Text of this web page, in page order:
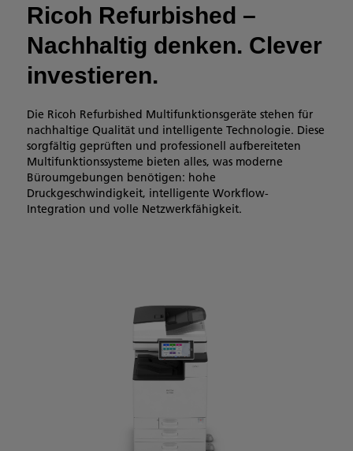
Ricoh Refurbished –
Nachhaltig denken. Clever
investieren.
Die Ricoh Refurbished Multifunktionsgeräte stehen für
nachhaltige Qualität und intelligente Technologie. Diese
sorgfältig geprüften und professionell aufbereiteten
Multifunktionssysteme bieten alles, was moderne
Büroumgebungen benötigen: hohe
Druckgeschwindigkeit, intelligente Workflow-
Integration und volle Netzwerkfähigkeit.